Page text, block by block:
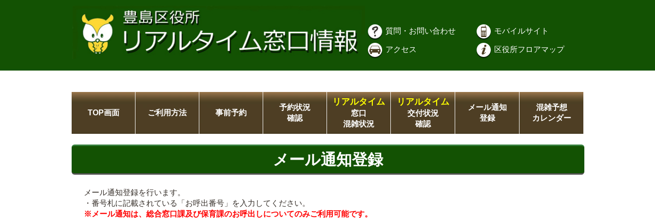
質問・お問い合わせ モバイルサイト
アクセス 区役所フロアマップ
TOP画面 ご利用方法 事前予約
予約状況
確認
リアルタイム
窓口
混雑状況
リアルタイム
交付状況
確認
メール通知
登録
混雑予想
カレンダー
メール通知登録
メール通知登録を行います。
・番号札に記載されている「お呼出番号」を入力してください。
※メール通知は、総合窓口課及び保育課のお呼出しについてのみご利用可能です。